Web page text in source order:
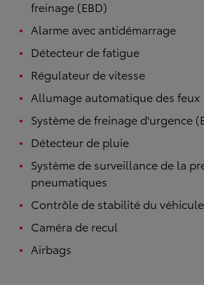
freinage (EBD)
Alarme avec antidémarrage
Détecteur de fatigue
Régulateur de vitesse
Allumage automatique des feux
Système de freinage d'urgence
Détecteur de pluie
Système de surveillance de la
pneumatiques
Contrôle de stabilité du véhicule
Caméra de recul
Airbags